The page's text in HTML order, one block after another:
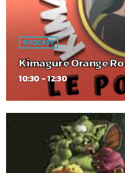
PODCAST
Kimagure Orange
10:30 - 12:30